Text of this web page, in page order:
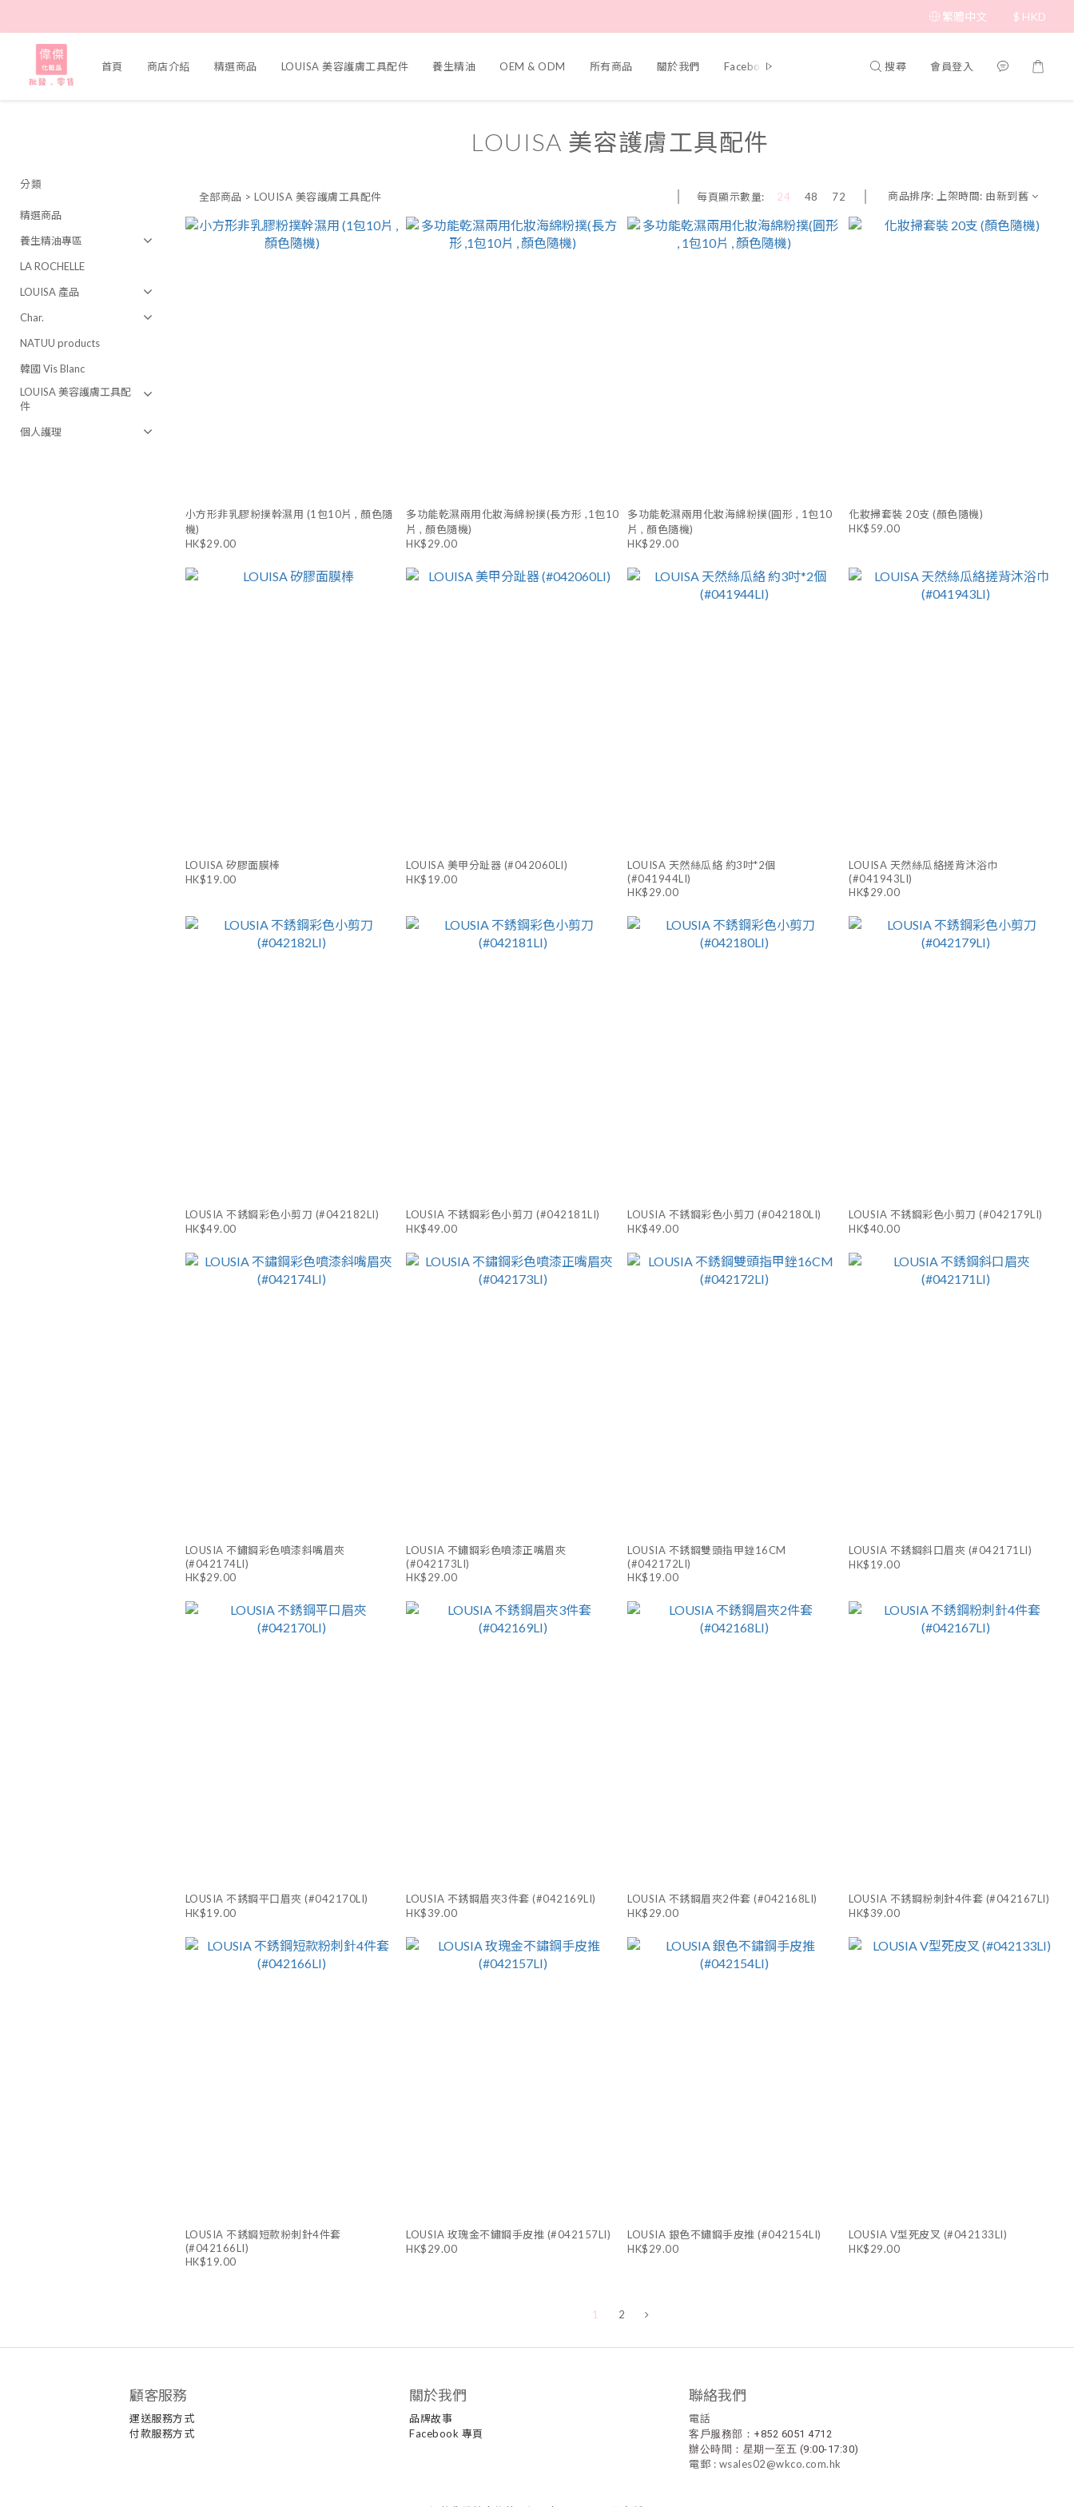
繁體中文 $ HKD
首頁 商店介紹 精選商品 LOUISA 美容護膚工具配件 養生精油 OEM & ODM 所有商品 關於我們 Facebook 專頁 搜尋 會員登入
分類
精選商品
養生精油專區
LA ROCHELLE
LOUISA 產品
Char.
NATUU products
韓國 Vis Blanc
LOUISA 美容護膚工具配
件
個人護理
LOUISA 美容護膚工具配件
全部商品 >LOUISA 美容護膚工具配件 每頁顯示數量: 24 48 72 商品排序: 上架時間: 由新到舊
小方形非乳膠粉撲幹濕用 (1包10片 , 顏色隨
機)
HK$29.00
多功能乾濕兩用化妝海綿粉撲(長方形 ,1包10
片 , 顏色隨機)
HK$29.00
多功能乾濕兩用化妝海綿粉撲(圓形 , 1包10
片 , 顏色隨機)
HK$29.00
化妝掃套裝 20支 (顏色隨機)
HK$59.00
LOUISA 矽膠面膜棒
HK$19.00
LOUISA 美甲分趾器 (#042060LI)
HK$19.00
LOUISA 天然絲瓜絡 約3吋*2個
(#041944LI)
HK$29.00
LOUISA 天然絲瓜絡搓背沐浴巾
(#041943LI)
HK$29.00
LOUSIA 不銹鋼彩色小剪刀 (#042182LI)
HK$49.00
LOUSIA 不銹鋼彩色小剪刀 (#042181LI)
HK$49.00
LOUSIA 不銹鋼彩色小剪刀 (#042180LI)
HK$49.00
LOUSIA 不銹鋼彩色小剪刀 (#042179LI)
HK$40.00
LOUSIA 不鏽鋼彩色噴漆斜嘴眉夾
(#042174LI)
HK$29.00
LOUSIA 不鏽鋼彩色噴漆正嘴眉夾
(#042173LI)
HK$29.00
LOUSIA 不銹鋼雙頭指甲銼16CM
(#042172LI)
HK$19.00
LOUSIA 不銹鋼斜口眉夾 (#042171LI)
HK$19.00
LOUSIA 不銹鋼平口眉夾 (#042170LI)
HK$19.00
LOUSIA 不銹鋼眉夾3件套 (#042169LI)
HK$39.00
LOUSIA 不銹鋼眉夾2件套 (#042168LI)
HK$29.00
LOUSIA 不銹鋼粉刺針4件套 (#042167LI)
HK$39.00
LOUSIA 不銹鋼短款粉刺針4件套
(#042166LI)
HK$19.00
LOUSIA 玫瑰金不鏽鋼手皮推 (#042157LI)
HK$29.00
LOUSIA 銀色不鏽鋼手皮推 (#042154LI)
HK$29.00
LOUSIA V型死皮叉 (#042133LI)
HK$29.00
1 2
顧客服務
運送服務方式
付款服務方式
關於我們
品牌故事
Facebook 專頁
聯絡我們
電話
客戶服務部：+852 6051 4712
辦公時間：星期一至五 (9:00-17:30)
電郵 : wsales02@wkco.com.hk